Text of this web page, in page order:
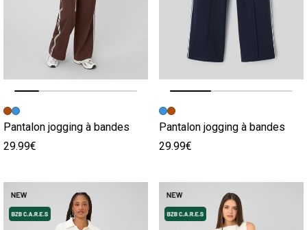
Image précédente
Image suivante
Pantalon jogging à bandes
29.99€
Image précédente
Image suivante
Pantalon jogging à bandes
29.99€